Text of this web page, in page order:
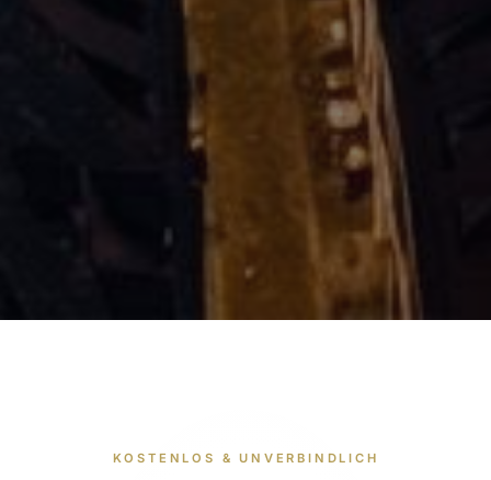
KOSTENLOS & UNVERBINDLICH